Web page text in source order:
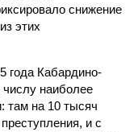
снижение
этих
года Кабардино-
числу наиболее
там на 10 тысяч
и с